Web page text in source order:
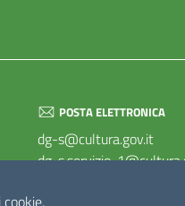
POSTA ELETTRONICA
dg-s@cultura.gov.it
dg-s.servizio-